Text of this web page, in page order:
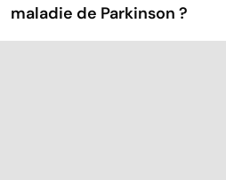
maladie de Parkinson ?